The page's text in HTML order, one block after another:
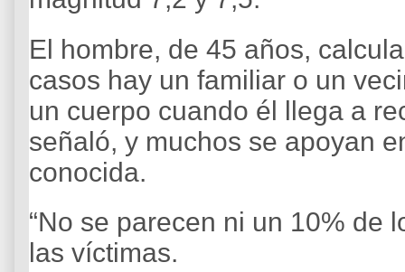
El hombre, de 45 años,
casos hay un familiar o un
un cuerpo cuando él llega a
señaló, y muchos se apoyan
conocida.
“No se parecen ni un 10% de
las víctimas.